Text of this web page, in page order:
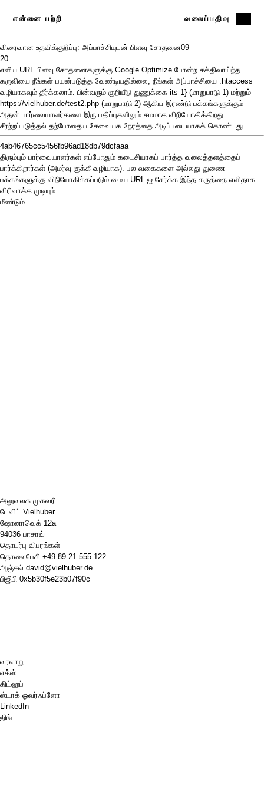
என்னை பற்றி வலைப்பதிவு
விரைவான உதவிக்குறிப்பு: அப்பாச்சியுடன் பிளவு சோதனை09
20
எளிய URL பிளவு சோதனைகளுக்கு Google Optimize போன்ற சக்திவாய்ந்த
கருவியை நீங்கள் பயன்படுத்த வேண்டியதில்லை, நீங்கள் அப்பாச்சியை .htaccess
வழியாகவும் தீர்க்கலாம். பின்வரும் குறியீடு துணுக்கை its 1} (மாறுபாடு 1) மற்றும்
https://vielhuber.de/test2.php (மாறுபாடு 2) ஆகிய இரண்டு பக்கங்களுக்கும்
அதன் பார்வையாளர்களை இரு பதிப்புகளிலும் சமமாக விநியோகிக்கிறது.
சீரற்றப்படுத்தல் தற்போதைய சேவையக நேரத்தை அடிப்படையாகக் கொண்டது.
4ab46765cc5456fb96ad18db79dcfaaa
திரும்பும் பார்வையாளர்கள் எப்போதும் கடைசியாகப் பார்த்த வலைத்தளத்தைப்
பார்க்கிறார்கள் (அமர்வு குக்கீ வழியாக). பல வகைகளை அல்லது துணை
பக்கங்களுக்கு விநியோகிக்கப்படும் மைய URL ஐ சேர்க்க இந்த கருத்தை எளிதாக
விரிவாக்க முடியும்.
மீண்டும்
அலுவலக முகவரி
டேவிட் Vielhuber
ஷோனாவெக் 12a
94036 பாசாவ்
தொடர்பு விபரங்கள்
தொலைபேசி +49 89 21 555 122
அஞ்சல் david@vielhuber.de
பிஜிபி 0x5b30f5e23b07f90c
வரலாறு
எக்ஸ்
கிட்ஹப்
ஸ்டாக் ஓவர்ஃப்ளோ
LinkedIn
ஜிங்